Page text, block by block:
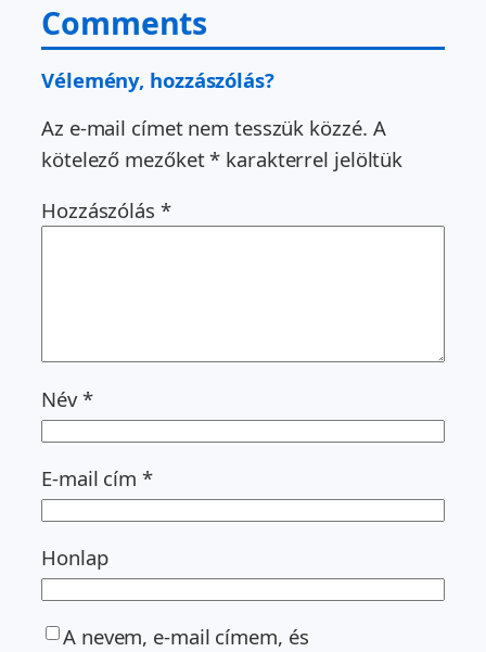
Comments
Vélemény, hozzászólás?
Az e-mail címet nem tesszük közzé. A
kötelező mezőket* karakterrel jelöltük
Hozzászólás *
Név*
E-mail cím *
Honlap
A nevem, e-mail címem, és